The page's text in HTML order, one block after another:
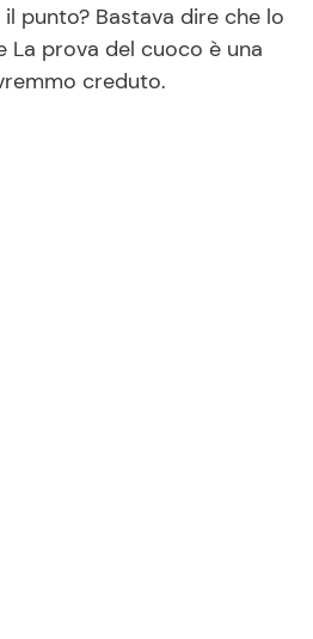
punto? Bastava dire che lo
prova del cuoco è una
creduto.